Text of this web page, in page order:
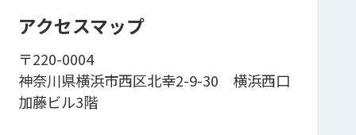
アクセスマップ
〒220-0004
神奈川県横浜市西区北幸2-9-30 横浜西口
加藤ビル3階